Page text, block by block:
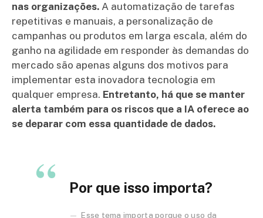
nas organizações. A automatização de tarefas
repetitivas e manuais, a personalização de
campanhas ou produtos em larga escala, além do
ganho na agilidade em responder às demandas do
mercado são apenas alguns dos motivos para
implementar esta inovadora tecnologia em
qualquer empresa. Entretanto, há que se manter
alerta também para os riscos que a IA oferece ao
se deparar com essa quantidade de dados.
Por que isso importa?
Esse tema importa porque o uso da